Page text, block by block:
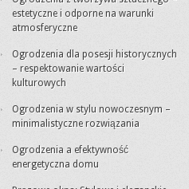
estetyczne i odporne na warunki
atmosferyczne
Ogrodzenia dla posesji historycznych
– respektowanie wartości
kulturowych
Ogrodzenia w stylu nowoczesnym –
minimalistyczne rozwiązania
Ogrodzenia a efektywność
energetyczna domu